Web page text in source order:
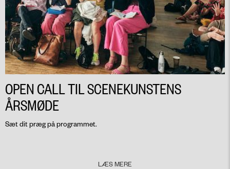
OPEN CALL TIL SCENEKUNSTENS
ÅRSMØDE
Sæt dit præg på programmet.
LÆS MERE